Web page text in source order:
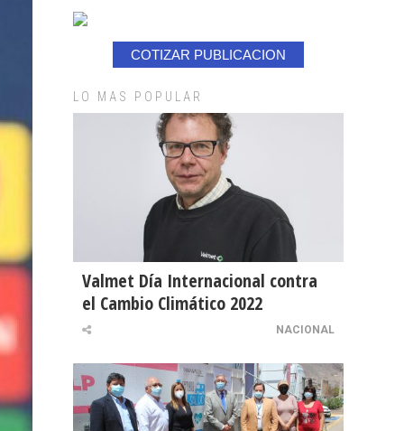
COTIZAR PUBLICACION
LO MAS POPULAR
Valmet Día Internacional contra
el Cambio Climático 2022
NACIONAL